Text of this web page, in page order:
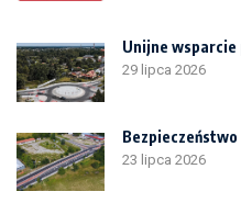
Unijne wsparcie
29 lipca 2026
23 lipca 2026